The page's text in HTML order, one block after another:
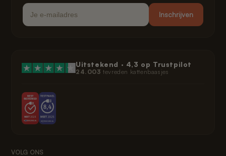
Email
Inschrijven
Uitstekend · 4,3 op Trustpilot
24.003 tevreden kattenbaasjes